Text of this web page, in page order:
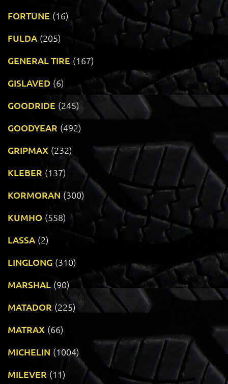
FORTUNE (16)
FULDA (205)
GENERAL TIRE (167)
GISLAVED (6)
GOODRIDE (245)
GOODYEAR (492)
GRIPMAX (232)
KLEBER (137)
KORMORAN (300)
KUMHO (558)
LASSA (2)
LINGLONG (310)
MARSHAL (90)
MATADOR (225)
MATRAX (66)
MICHELIN (1004)
MILEVER (11)